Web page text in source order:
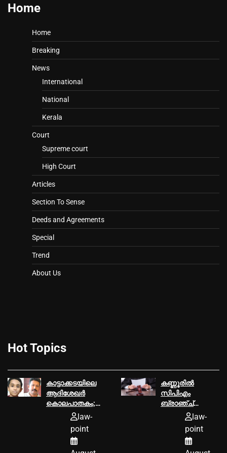
Home
Home
Breaking
News
International
National
Kerala
Court
Supreme court
High Court
Articles
Section To Sense
Deeds and Agreements
Special
Trend
About Us
Hot Topics
കാട്ടാക്കടയിലെ
ആദിശേഖര്‍
കൊലപാതകം;
ശിക്ഷ മരവിപ്പിച്ച്‌
സുപ്രീംകോടതി,
law-
point
കണ്ണൂരില്‍
സിപിഎം
ബ്രാഞ്ച്
സെക്രട്ടറിയെ
ശ്രമിച്ച കേസ്;
law-
point